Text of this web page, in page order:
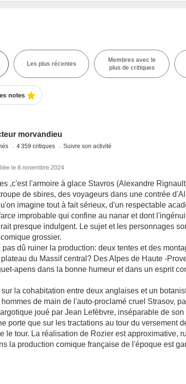
Les plus récentes
Membres avec le
plus de critiques
notes
morvandieu
4 359 critiques Suivre son activité
le 8 novembre 2024
,c'est l'armoire à glace Stavros (Alexandre
de sbires, des voyageurs dans une contrée
imagine tout à fait sérieux, d'un respectable
improbable qui confine au nanar et dont
presque indulgent. Le sujet et les personnages
grossier.
pas dû ruiner la production: deux tentes et des
du Massif central? Des Alpes de Haute -
apens dans la bonne humeur et dans un esprit
la cohabitation entre deux anglaises et un
de main de l'auto-proclamé cruel Strasov,
joué par Jean Lefèbvre, inséparable de son
porte que sur les tractations au tour du versement
le tour. La réalisation de Rozier est approximative,
la production comique française de l'époque est